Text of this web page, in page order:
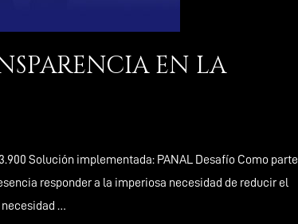
EN LA
Solución implementada: PANAL Desafío Como parte
responder a la imperiosa necesidad de reducir el
…